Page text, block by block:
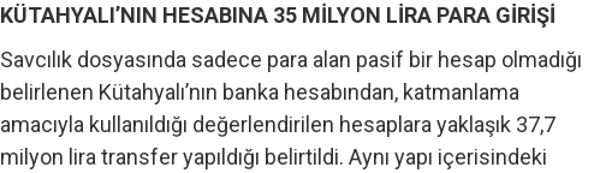
KÜTAHYALI’NIN HESABINA 35 MİLYON LİRA PARA GİRİŞİ
Savcılık dosyasında sadece para alan pasif bir hesap olmadığı
belirlenen Kütahyalı’nın banka hesabından, katmanlama
amacıyla kullanıldığı değerlendirilen hesaplara yaklaşık 37,7
milyon lira transfer yapıldığı belirtildi. Aynı yapı içerisindeki